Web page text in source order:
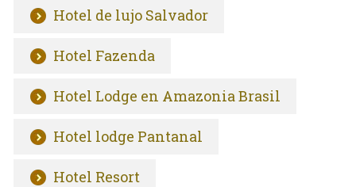
Hotel de lujo Salvador
Hotel Fazenda
Hotel Lodge en Amazonia Brasil
Hotel lodge Pantanal
Hotel Resort